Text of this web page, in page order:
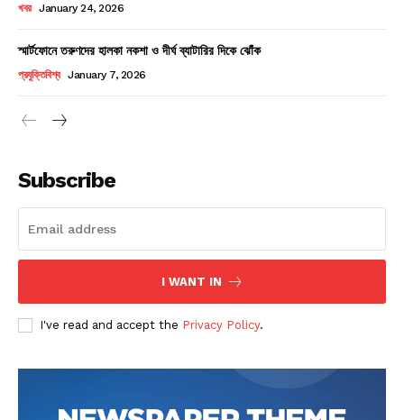
Company
About
Subscription Plans
My account
খবর January 24, 2026
স্মার্টফোনে তরুণদের হালকা নকশা ও দীর্ঘ ব্যাটারির দিকে ঝোঁক
প্রযুক্তিবিশ্ব January 7, 2026
Subscribe
I WANT IN
I've read and accept the Privacy Policy.